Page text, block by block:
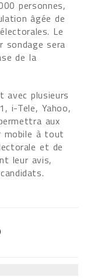
personnes,
âgée de
Le
sondage sera
de la
avec plusieurs
i-Tele, Yahoo,
aux
mobile à tout
et de
leur avis,